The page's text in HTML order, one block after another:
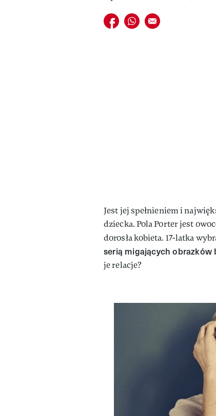
Udostępnij na facebook
Udostępnij na whatsapp
E-mail do
Jest jej spełnieniem i
dziecka. Pola Porter jest
dorosła kobieta. 17-latka
serią migających obrazków
je relacje?